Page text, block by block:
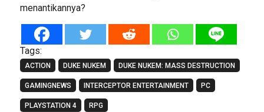
menantikannya?
Tags:
ACTION DUKE NUKEM DUKE NUKEM: MASS DESTRUCTION
GAMINGNEWS INTERCEPTOR ENTERTAINMENT PC
PLAYSTATION 4 RPG